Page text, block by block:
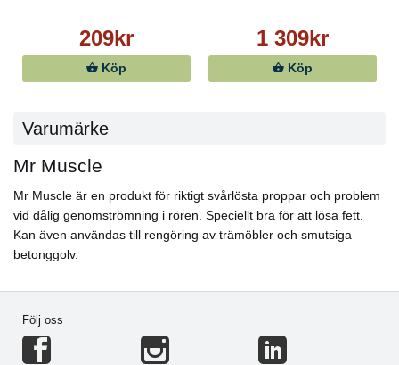
209kr
Köp
1 309kr
Köp
Varumärke
Mr Muscle
Mr Muscle är en produkt för riktigt svårlösta proppar och problem
vid dålig genomströmning i rören. Speciellt bra för att lösa fett.
Kan även användas till rengöring av trämöbler och smutsiga
betonggolv.
Följ oss